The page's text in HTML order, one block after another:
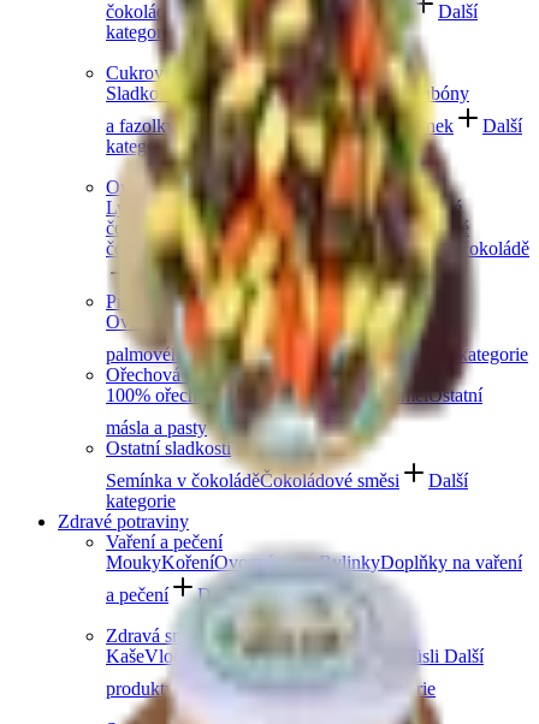
čokoláda Mléčná čokoláda Bílá čokoláda
Další
kategorie
Cukrovinky a želé
Sladkosti bez cukruSlaný karamelŽelé bonbóny
a fazolkyLékořice a pendreky Mix cukrovinek
Další
kategorie
Ovoce v čokoládě
Lyofilizované ovoce v čokoláděOvoce v hořké
čokoláděOvoce v mléčné čokoláděOvoce v bílé
čokoládě a jogurtuJablečné trubičky máčené v čokoládě
Další kategorie
Prémiové čokolády
Ovocná čokoládaSlaný karamel
Čokolády bez
palmového oleje
Čokolády bez cukru
Další kategorie
Ořechová másla
100% ořechová S čokoládouSlaný karamelOstatní
másla a pasty
Další kategorie
Ostatní sladkosti
Semínka v čokoláděČokoládové směsi
Další
kategorie
Zdravé potraviny
Vaření a pečení
MoukyKořeníOvocné pasty BylinkyDoplňky na vaření
a pečení
Další kategorie
Zdravá snídaně
KašeVločky Müsli a granolaOvoce do müsli Další
produkty zdravé snídaně
Další kategorie